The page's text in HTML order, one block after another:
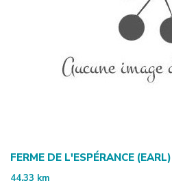
FERME DE L'ESPÉRANCE (EARL)
44.33 km